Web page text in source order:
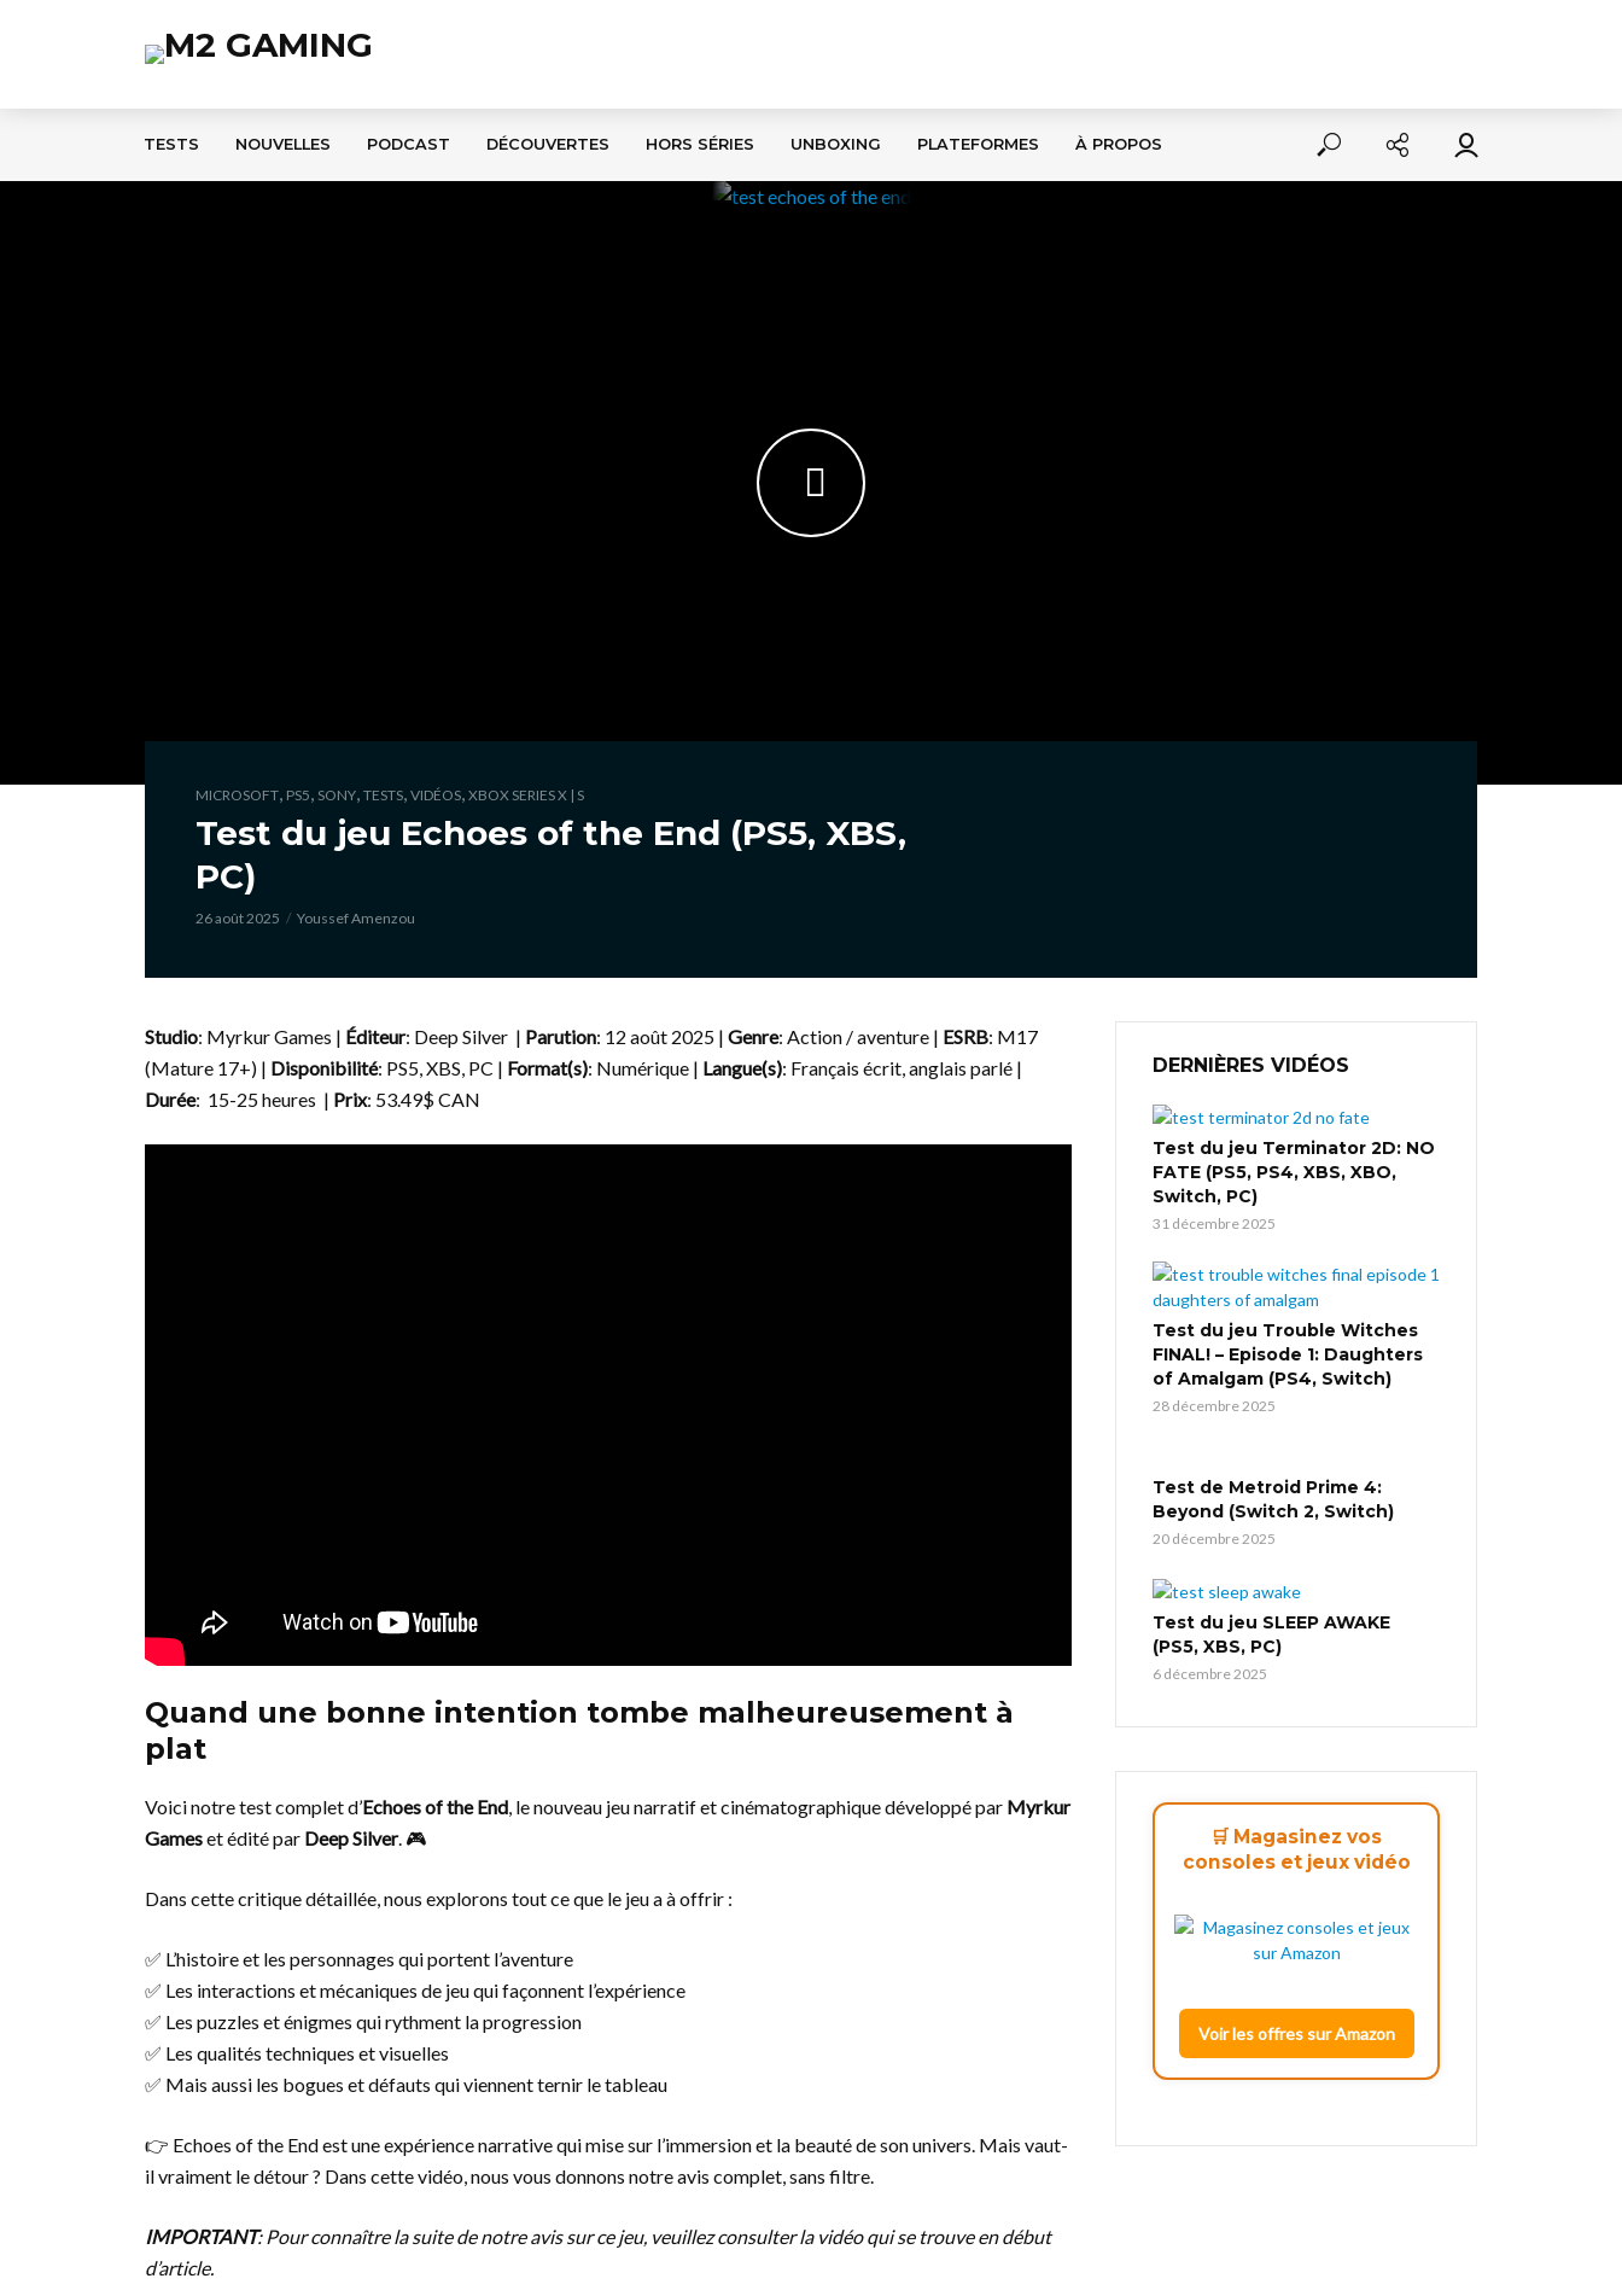
TESTS NOUVELLES PODCAST DÉCOUVERTES HORS SÉRIES UNBOXING PLATEFORMES À PROPOS
MICROSOFT, PS5, SONY, TESTS, VIDÉOS, XBOX SERIES X | S
Test du jeu Echoes of the End (PS5, XBS,
PC)
26 août 2025 Youssef Amenzou
Studio: Myrkur Games | Éditeur: Deep Silver | Parution: 12 août 2025 | Genre: Action / aventure | ESRB: M17
(Mature 17+) | Disponibilité: PS5, XBS, PC | Format(s): Numérique | Langue(s): Français écrit, anglais parlé |
Durée: 15-25 heures | Prix: 53.49$ CAN
Quand une bonne intention tombe malheureusement à
plat
Voici notre test complet d’Echoes of the End, le nouveau jeu narratif et cinématographique développé par Myrkur
Gameset édité par Deep Silver. 🎮
Dans cette critique détaillée, nous explorons tout ce que le jeu a à offrir :
✅ L’histoire et les personnages qui portent l’aventure
✅ Les interactions et mécaniques de jeu qui façonnent l’expérience
✅ Les puzzles et énigmes qui rythment la progression
✅ Les qualités techniques et visuelles
✅ Mais aussi les bogues et défauts qui viennent ternir le tableau
👉 Echoes of the End est une expérience narrative qui mise sur l’immersion et la beauté de son univers. Mais vaut-
il vraiment le détour ? Dans cette vidéo, nous vous donnons notre avis complet, sans filtre.
IMPORTANT: Pour connaître la suite de notre avis sur ce jeu, veuillez consulter la vidéo qui se trouve en début
d’article.
DERNIÈRES VIDÉOS
Test du jeu Terminator 2D: NO
FATE (PS5, PS4, XBS, XBO,
Switch, PC)
31 décembre 2025
Test du jeu Trouble Witches
FINAL! – Episode 1: Daughters
of Amalgam (PS4, Switch)
28 décembre 2025
Test de Metroid Prime 4:
Beyond (Switch 2, Switch)
20 décembre 2025
Test du jeu SLEEP AWAKE
(PS5, XBS, PC)
6 décembre 2025
🛒 Magasinez vos
consoles et jeux vidéo
Voir les offres sur Amazon